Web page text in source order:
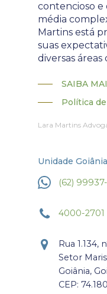
contencioso e
média
Martins está
suas
diversas áreas
SAIBA
Política
Lara Martins
Unidade Goiânia
(62)
4000-2701
Rua 1.134,
Setor
Goiânia,
CEP: